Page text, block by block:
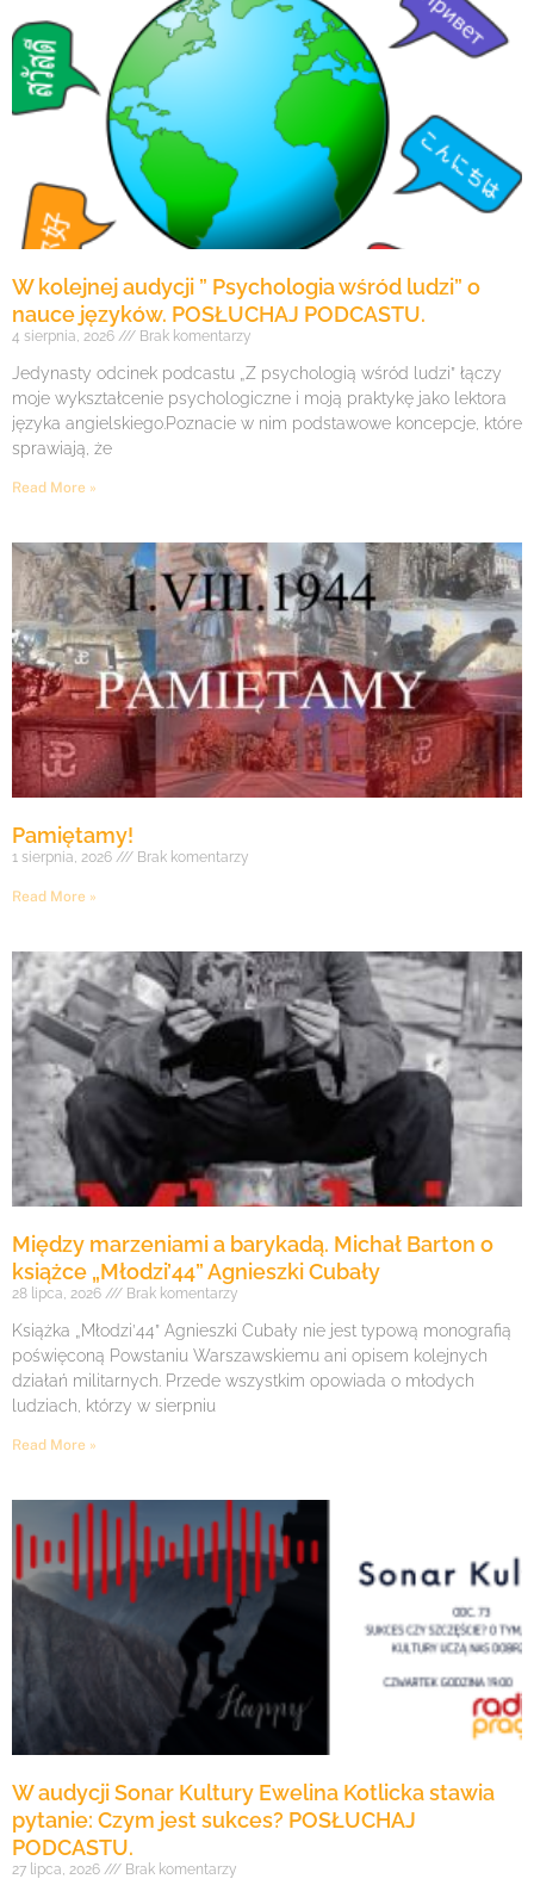
W kolejnej audycji ” Psychologia wśród ludzi” o
nauce języków. POSŁUCHAJ PODCASTU.
4 sierpnia, 2026 Brak komentarzy
Jedynasty odcinek podcastu „Z psychologią wśród ludzi” łączy
moje wykształcenie psychologiczne i moją praktykę jako lektora
języka angielskiego.Poznacie w nim podstawowe koncepcje, które
sprawiają, że
Read More »
Pamiętamy!
1 sierpnia, 2026 Brak komentarzy
Read More »
Między marzeniami a barykadą. Michał Barton o
książce „Młodzi’44” Agnieszki Cubały
28 lipca, 2026 Brak komentarzy
Książka „Młodzi’44” Agnieszki Cubały nie jest typową monografią
poświęconą Powstaniu Warszawskiemu ani opisem kolejnych
działań militarnych. Przede wszystkim opowiada o młodych
ludziach, którzy w sierpniu
Read More »
W audycji Sonar Kultury Ewelina Kotlicka stawia
pytanie: Czym jest sukces? POSŁUCHAJ
PODCASTU.
27 lipca, 2026 Brak komentarzy